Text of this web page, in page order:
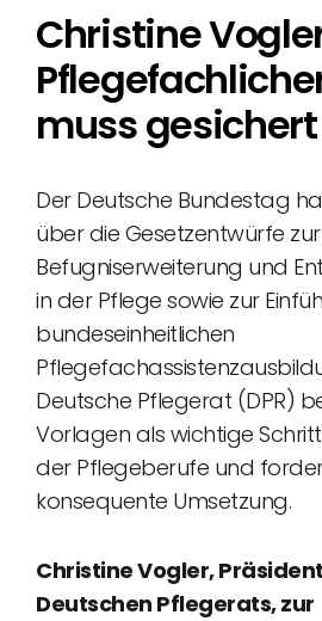
Christine
muss
Der Deutsche Bundestag
über die Gesetzentwürfe zur
Befugniserweiterung und
in der Pflege sowie zur
bundeseinheitlichen
Deutsche Pflegerat (DPR)
Vorlagen als wichtige
der Pflegeberufe und
konsequente Umsetzung.
Christine Vogler,
Deutschen Pflegerats, zur